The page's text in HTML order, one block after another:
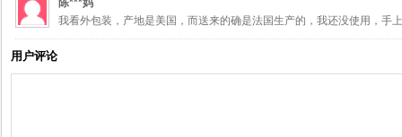
陈***妈
我看外包装，产地是美国，而送来的确是法国生产的，我还没使用，手
用户评论